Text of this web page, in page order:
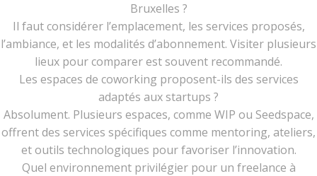
Bruxelles ?
Il faut considérer l’emplacement, les services proposés,
l’ambiance, et les modalités d’abonnement. Visiter plusieurs
lieux pour comparer est souvent recommandé.
Les espaces de coworking proposent-ils des services
adaptés aux startups ?
Absolument. Plusieurs espaces, comme WIP ou Seedspace,
offrent des services spécifiques comme mentoring, ateliers,
et outils technologiques pour favoriser l’innovation.
Quel environnement privilégier pour un freelance à